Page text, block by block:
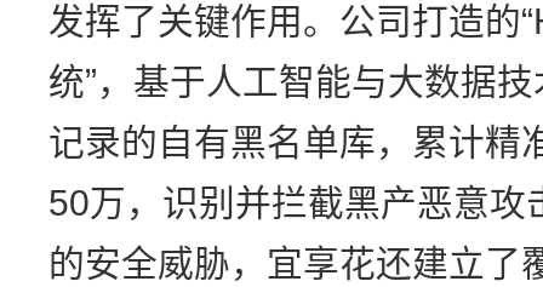
发挥了关键作用。公司打造的
统”，基于人工智能与大数据
记录的自有黑名单库，累计精
50万，识别并拦截黑产恶意
的安全威胁，宜享花还建立了